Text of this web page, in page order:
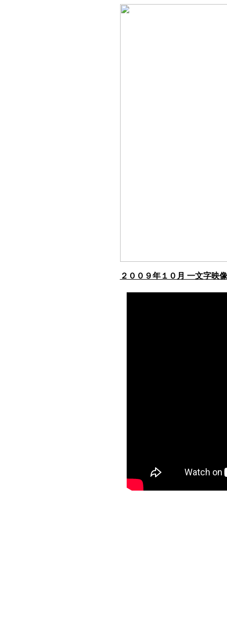
２００９年１０月 一文字映像